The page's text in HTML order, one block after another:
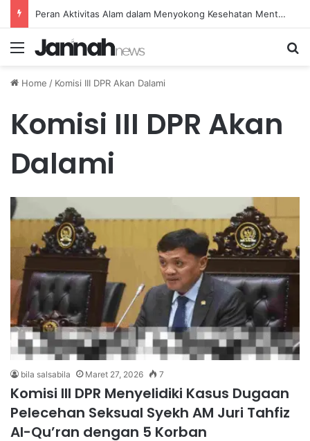
Peran Aktivitas Alam dalam Menyokong Kesehatan Mental dan Menenangkan Pikiran di Masa Sulit
Menu
Home / Komisi III DPR Akan Dalami
Komisi III DPR Akan
Dalami
bila salsabila Maret 27, 2026 7
Komisi III DPR Menyelidiki Kasus Dugaan
Pelecehan Seksual Syekh AM Juri Tahfiz
Al-Qu’ran dengan 5 Korban